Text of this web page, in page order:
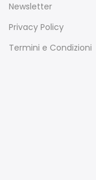
Newsletter
Privacy Policy
Termini e Condizioni